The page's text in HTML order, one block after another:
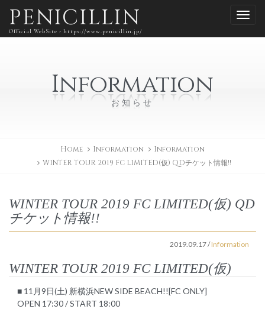
PENICILLIN
Official WebSite - https://www.penicillin.jp/
Information
お知らせ
Home Information
Information
WINTER TOUR 2019 FC LIMITED(仮) QDチケット情報!!
WINTER TOUR 2019 FC LIMITED(仮) QD
チケット情報!!
2019.09.17/Information
WINTER TOUR 2019 FC LIMITED(仮)
■ 11月9日(土) 新横浜NEW SIDE BEACH!![FC ONLY]
OPEN 17:30 / START 18:00